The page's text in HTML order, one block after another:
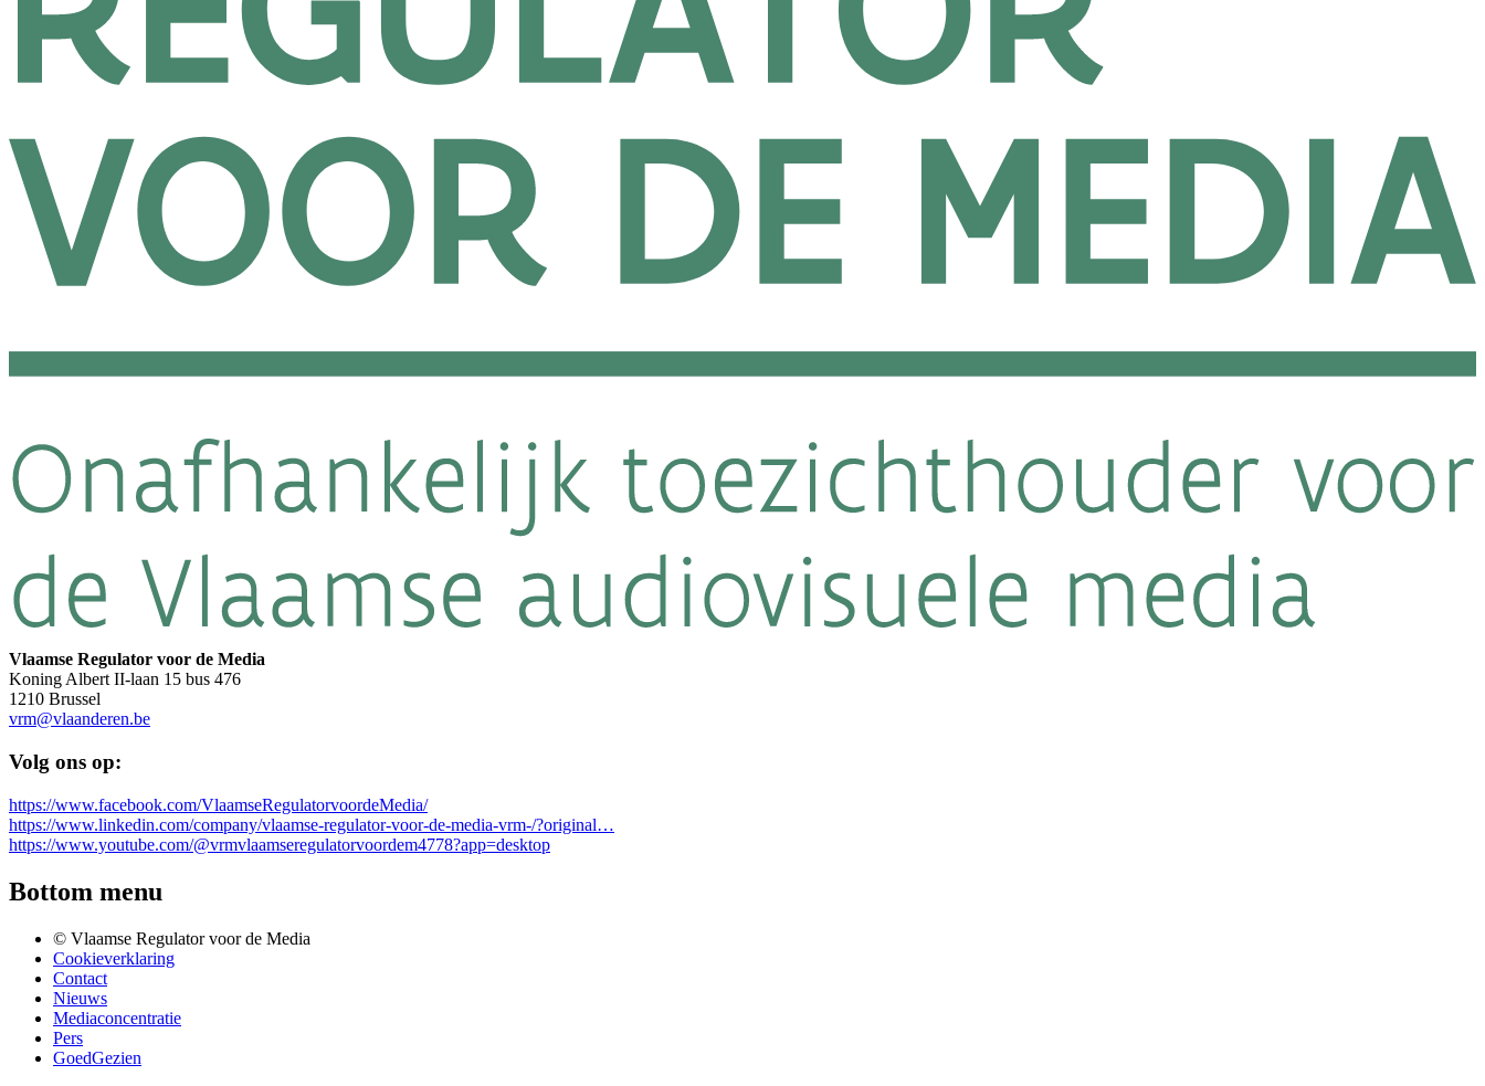
Vlaamse Regulator voor de Media
Koning Albert II-laan 15 bus 476
1210 Brussel
vrm@vlaanderen.be
Volg ons op:
https://www.facebook.com/VlaamseRegulatorvoordeMedia/
https://www.linkedin.com/company/vlaamse-regulator-voor-de-media-vrm-/?original…
https://www.youtube.com/@vrmvlaamseregulatorvoordem4778?app=desktop
Bottom menu
© Vlaamse Regulator voor de Media
Cookieverklaring
Contact
Nieuws
Mediaconcentratie
Pers
GoedGezien